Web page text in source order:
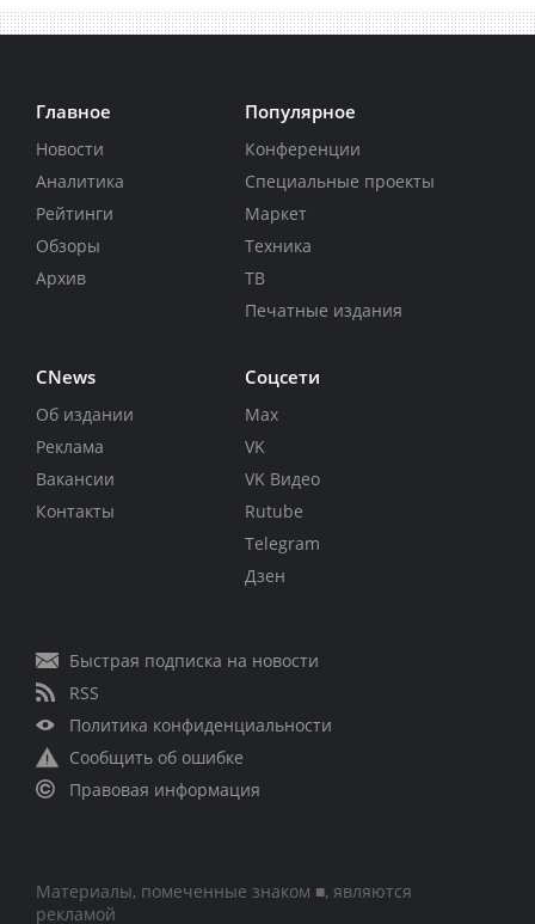
Главное
Новости
Аналитика
Рейтинги
Обзоры
Архив
Популярное
Конференции
Специальные проекты
Маркет
Техника
ТВ
Печатные издания
CNews
Об издании
Реклама
Вакансии
Контакты
Соцсети
Max
VK
VK Видео
Rutube
Telegram
Дзен
Быстрая подписка на новости
RSS
Политика конфиденциальности
Сообщить об ошибке
Правовая информация
Материалы, помеченные знаком ■, являются
рекламой